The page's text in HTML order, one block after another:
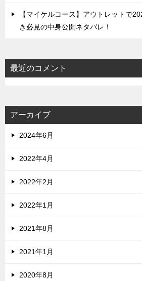
【マイケルコース】アウトレットで
き必見の中身公開ネタバレ！
最近のコメント
アーカイブ
2024年6月
2022年4月
2022年2月
2022年1月
2021年8月
2021年1月
2020年8月